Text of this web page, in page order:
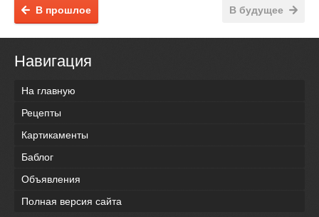
В будущее
В прошлое
Навигация
На главную
Рецепты
Картикаменты
Баблог
Объявления
Полная версия сайта